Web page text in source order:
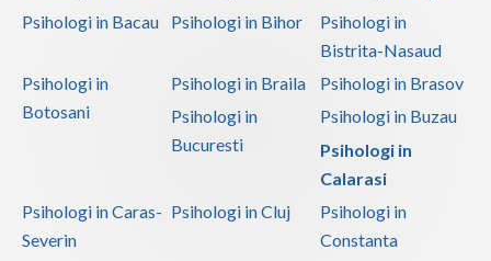
Psihologi in Bacau
Psihologi in Bihor
Psihologi in
Bistrita-Nasaud
Psihologi in
Botosani
Psihologi in Braila
Psihologi in Brasov
Psihologi in
Bucuresti
Psihologi in Buzau
Psihologi in
Calarasi
Psihologi in Caras-
Severin
Psihologi in Cluj
Psihologi in
Constanta